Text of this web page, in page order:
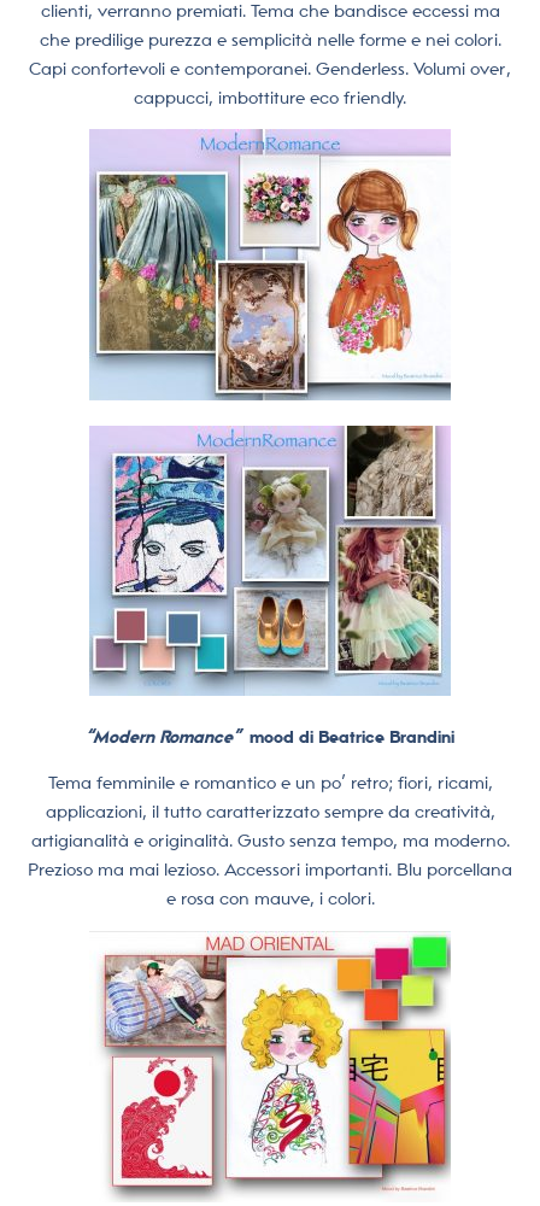
clienti, verranno premiati. Tema che bandisce eccessi ma
che predilige purezza e semplicità nelle forme e nei colori.
Capi confortevoli e contemporanei. Genderless. Volumi over,
cappucci, imbottiture eco friendly.
“Modern Romance”mood di Beatrice Brandini
Tema femminile e romantico e un po’ retro; fiori, ricami,
applicazioni, il tutto caratterizzato sempre da creatività,
artigianalità e originalità. Gusto senza tempo, ma moderno.
Prezioso ma mai lezioso. Accessori importanti. Blu porcellana
e rosa con mauve, i colori.